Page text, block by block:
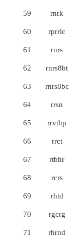
59 rnrk
60 rprrlc
61 rnrs
62 rnrs8bt
63 rnrs8bc
64 rrsn
65 rrvthp
66 rrct
67 rtbhr
68 rcrs
69 rhtd
70 rgcrg
71 rhrnd